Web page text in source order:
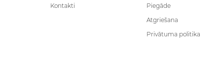
Kontakti
Piegāde
Atgriešana
Privātuma politika